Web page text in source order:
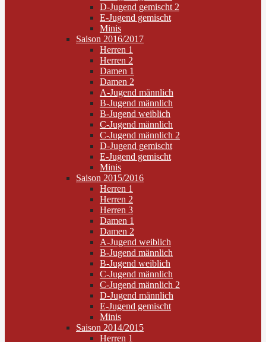
D-Jugend gemischt 2
E-Jugend gemischt
Minis
Saison 2016/2017
Herren 1
Herren 2
Damen 1
Damen 2
A-Jugend männlich
B-Jugend männlich
B-Jugend weiblich
C-Jugend männlich
C-Jugend männlich 2
D-Jugend gemischt
E-Jugend gemischt
Minis
Saison 2015/2016
Herren 1
Herren 2
Herren 3
Damen 1
Damen 2
A-Jugend weiblich
B-Jugend männlich
B-Jugend weiblich
C-Jugend männlich
C-Jugend männlich 2
D-Jugend männlich
E-Jugend gemischt
Minis
Saison 2014/2015
Herren 1